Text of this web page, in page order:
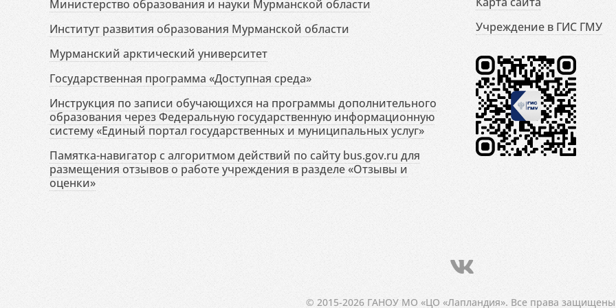
Министерство образования и науки Мурманской области
Институт развития образования Мурманской области
Мурманский арктический университет
Государственная программа «Доступная среда»
Инструкция по записи обучающихся на программы дополнительного
образования через Федеральную государственную информационную
систему «Единый портал государственных и муниципальных услуг»
Памятка-навигатор с алгоритмом действий по сайту bus.gov.ru для
размещения отзывов о работе учреждения в разделе «Отзывы и
оценки»
Учреждение в ГИС ГМУ
© 2015-2026 ГАНОУ МО «ЦО «Лапландия». Все права